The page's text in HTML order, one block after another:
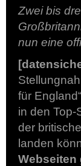
Zwei bis
nun eine
für
in den
der
landen
Webseiten